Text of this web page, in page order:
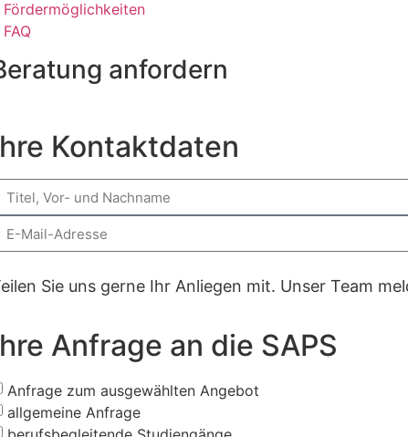
Fördermöglichkeiten
FAQ
anfordern
Kontaktdaten
Sie uns gerne Ihr Anliegen mit. Unser Team
Anfrage an die SAPS
Anfrage zum ausgewählten Angebot
allgemeine Anfrage